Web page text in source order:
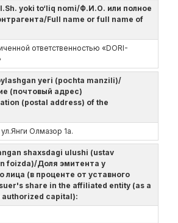
yoki to‘liq nomi/Ф.И.О. или полное
Full name or full name of
ответственностью «DORI-
yeri (pochta manzili)/
(почтовый адрес)
(postal address) of the
Олмазор 1а.
shaxsdagi ulushi (ustav
foizda)/Доля эмитента у
лица (в проценте от уставного
share in the affiliated entity (as a
capital):